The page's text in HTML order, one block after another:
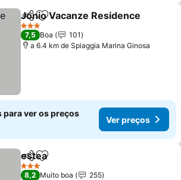
PartilharAdicionar aos favoritos
Jonio Vacanze Residence
3 Estrelas
7,5 Boa
101
a 6.4 km de Spiaggia Marina Ginosa
para ver os preços
Ver preços
PartilharAdicionar aos favoritos
estea
3 Estrelas
8,2 Muito boa
255